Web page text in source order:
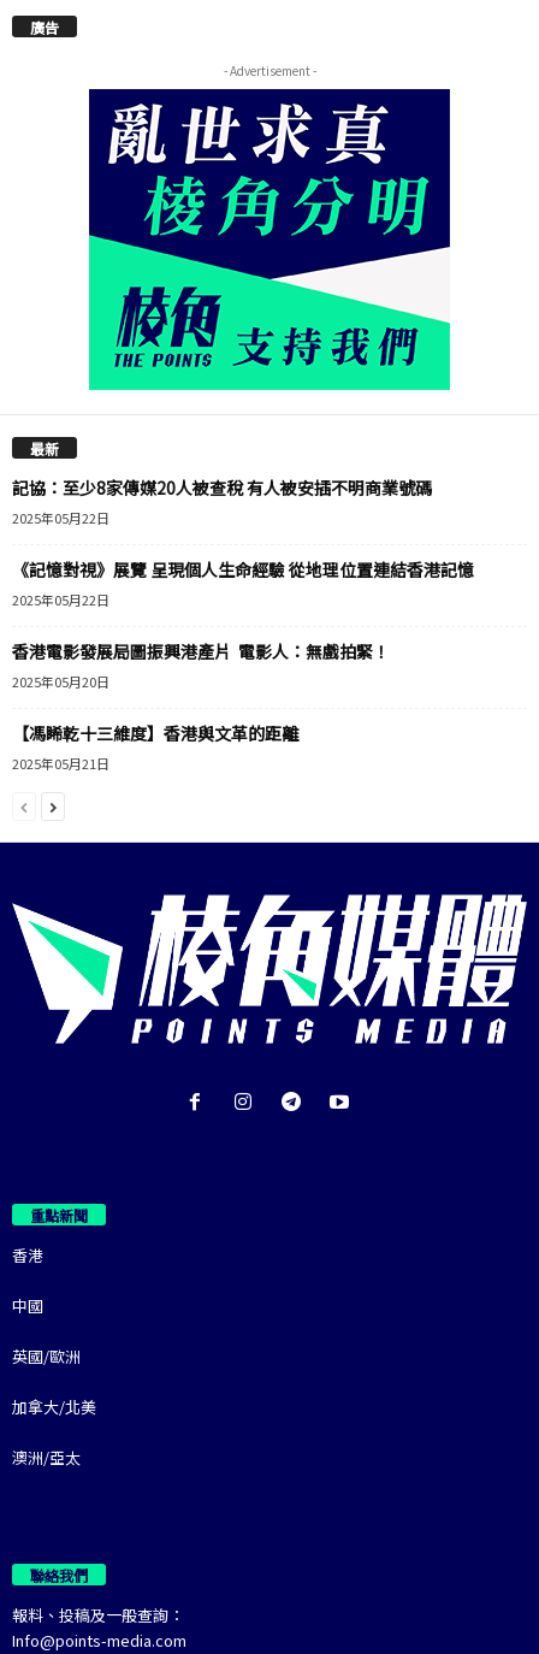
廣告
- Advertisement -
最新
記協：至少8家傳媒20人被查稅 有人被安插不明商業號碼
2025年05月22日
《記憶對視》展覽 呈現個人生命經驗 從地理位置連結香港記憶
2025年05月22日
香港電影發展局圖振興港產片 電影人：無戲拍緊！
2025年05月20日
【馮睎乾十三維度】香港與文革的距離
2025年05月21日
重點新聞
香港
中國
英國/歐洲
加拿大/北美
澳洲/亞太
聯絡我們
報料、投稿及一般查詢：
Info@points-media.com